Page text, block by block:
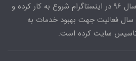
پیج کره بیوتی 96 از مرداد سال 96 در اینستاگرام شروع به کار کرده و
اکنون در مرداد 99 پس از 3 سال فعالیت جهت بهبود خدمات به
تاسیس سایت کرده است.